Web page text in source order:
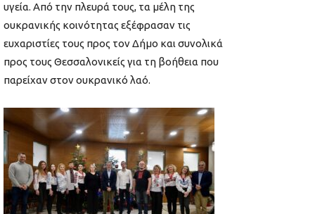
υγεία. Από την πλευρά τους, τα μέλη της
ουκρανικής κοινότητας εξέφρασαν τις
ευχαριστίες τους προς τον Δήμο και συνολικά
προς τους Θεσσαλονικείς για τη βοήθεια που
παρείχαν στον ουκρανικό λαό.